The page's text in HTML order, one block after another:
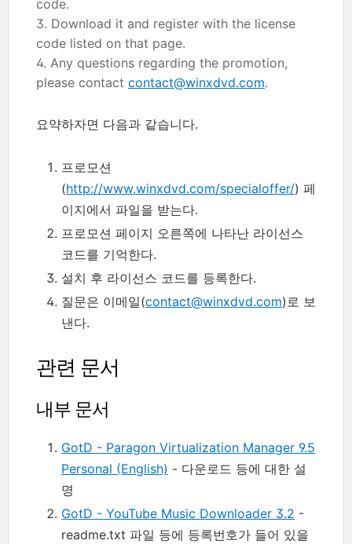
code.
3. Download it and register with the license
code listed on that page.
4. Any questions regarding the promotion,
please contact contact@winxdvd.com.
요약하자면 다음과 같습니다.
프로모션
(http://www.winxdvd.com/specialoffer/) 페
이지에서 파일을 받는다.
프로모션 페이지 오른쪽에 나타난 라이선스
코드를 기억한다.
설치 후 라이선스 코드를 등록한다.
질문은 이메일(contact@winxdvd.com)로 보
낸다.
관련 문서
내부 문서
GotD - Paragon Virtualization Manager 9.5
Personal (English) - 다운로드 등에 대한 설
명
GotD - YouTube Music Downloader 3.2 -
readme.txt 파일 등에 등록번호가 들어 있을